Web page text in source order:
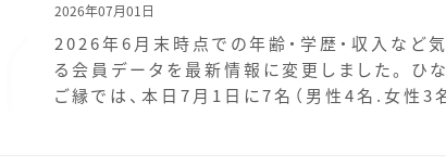
2026年07月01日
2026年6月末時点での年齢・学歴・収入など
る会員データを最新情報に変更しました。 ひ
ご縁では、本日7月1日に7名（男性4名.女性3